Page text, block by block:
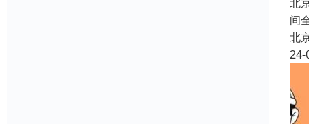
间
北
24-